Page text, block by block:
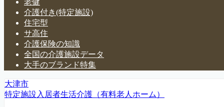
老健
介護付き(特定施設)
住宅型
サ高住
介護保険の知識
全国の介護施設データ
大手のブランド特集
大津市
特定施設入居者生活介護（有料老人ホーム）